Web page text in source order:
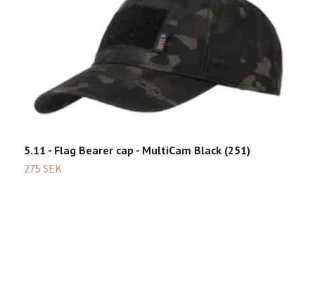
5.11 - Flag Bearer cap - MultiCam Black (251)
275 SEK